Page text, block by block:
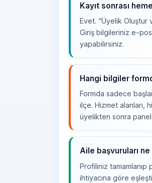
Kayıt sonrası
Evet. “Üyelik Oluştur
Giriş bilgileriniz e-
yapabilirsiniz.
Hangi bilgiler
Formda sadece
ilçe. Hizmet alanları,
üyelikten sonra
Aile başvuruları
Profiliniz
ihtiyacına göre